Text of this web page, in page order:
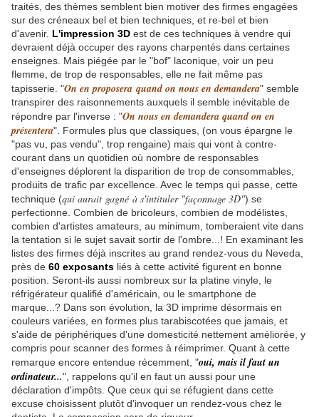
traités, des thèmes semblent bien motiver des firmes engagées
sur des créneaux bel et bien techniques, et re-bel et bien
d'avenir. L'impression 3D est de ces techniques à vendre qui
devraient déjà occuper des rayons charpentés dans certaines
enseignes. Mais piégée par le "bof" laconique, voir un peu
flemme, de trop de responsables, elle ne fait même pas
tapisserie. "On en proposera quand on nous en demandera" semble
transpirer des raisonnements auxquels il semble inévitable de
répondre par l'inverse : "On nous en demandera quand on en
présentera". Formules plus que classiques, (on vous épargne le
"pas vu, pas vendu", trop rengaine) mais qui vont à contre-
courant dans un quotidien où nombre de responsables
d'enseignes déplorent la disparition de trop de consommables,
produits de trafic par excellence. Avec le temps qui passe, cette
technique (qui aurait gagné à s'intituler "façonnage 3D") se
perfectionne. Combien de bricoleurs, combien de modélistes,
combien d'artistes amateurs, au minimum, tomberaient vite dans
la tentation si le sujet savait sortir de l'ombre...! En examinant les
listes des firmes déjà inscrites au grand rendez-vous du Neveda,
près de 60 exposants liés à cette activité figurent en bonne
position. Seront-ils aussi nombreux sur la platine vinyle, le
réfrigérateur qualifié d'américain, ou le smartphone de
marque...? Dans son évolution, la 3D imprime désormais en
couleurs variées, en formes plus tarabiscotées que jamais, et
s'aide de périphériques d'une domesticité nettement améliorée, y
compris pour scanner des formes à réimprimer. Quant à cette
remarque encore entendue récemment, "oui, mais il faut un
ordinateur...", rappelons qu'il en faut un aussi pour une
déclaration d'impôts. Que ceux qui se réfugient dans cette
excuse choisissent plutôt d'invoquer un rendez-vous chez le